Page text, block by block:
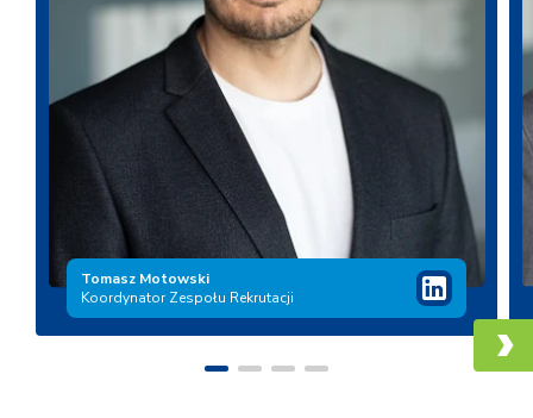
Tomasz Motowski
Koordynator Zespołu Rekrutacji